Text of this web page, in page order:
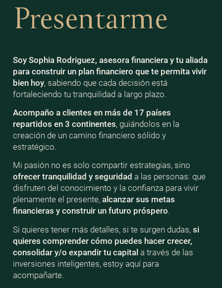
Presentarme
Soy Sophia Rodriguez, asesora financiera y tu aliada
para construir un plan financiero que te permita vivir
bien hoy, sabiendo que cada decisión está
fortaleciendo tu tranquilidad a largo plazo.
Acompaño a clientes en más de 17 países
repartidos en 3 continentes, guiándolos en la
creación de un camino financiero sólido y
estratégico.
Mi pasión no es solo compartir estrategias, sino
ofrecer tranquilidad y seguridad a las personas: que
disfruten del conocimiento y la confianza para vivir
plenamente el presente, alcanzar sus metas
financieras y construir un futuro próspero.
Si quieres tener más detalles, si te surgen dudas, si
quieres comprender cómo puedes hacer crecer,
consolidar y/o expandir tu capitala través de las
inversiones inteligentes, estoy aquí para
acompañarte.